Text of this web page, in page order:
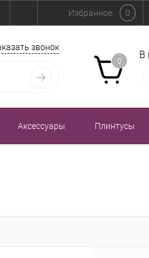
Избранное 0
звонок
0
В
Аксессуары Плинтусы